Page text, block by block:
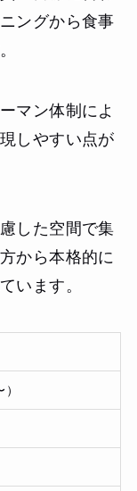
ングから食事
マン体制によ
しやすい点が
した空間で集
から本格的に
います。